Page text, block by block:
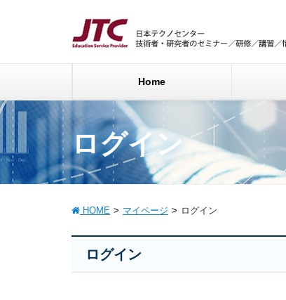
Home
ログイン
HOME マイページ ログイン
ログイン